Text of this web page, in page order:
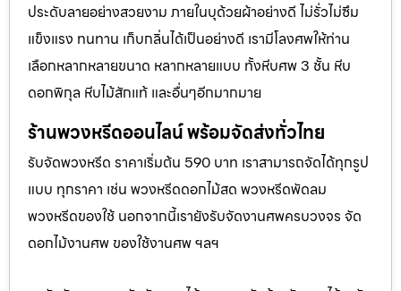
ประดับลายอย่างสวยงาม ภายในบุด้วยผ้าอย่างดี ไม่รั่วไม่ซึม
แข็งแรง ทนทาน เก็บกลิ่นได้เป็นอย่างดี เรามีโลงศพให้ท่าน
เลือกหลากหลายขนาด หลากหลายแบบ ทั้งหีบศพ 3 ชั้น หีบ
ดอกพิกุล หีบไม้สักแท้ และอื่นๆอีกมากมาย
ร้านพวงหรีดออนไลน์ พร้อมจัดส่งทั่วไทย
รับจัดพวงหรีด ราคาเริ่มต้น 590 บาท เราสามารถจัดได้ทุกรูป
แบบ ทุกราคา เช่น พวงหรีดดอกไม้สด พวงหรีดพัดลม
พวงหรีดของใช้ นอกจากนี้เรายังรับจัดงานศพครบวงจร จัด
ดอกไม้งานศพ ของใช้งานศพ ฯลฯ